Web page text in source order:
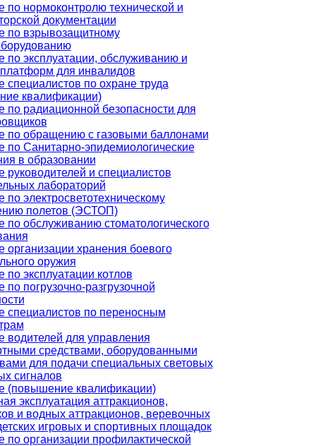
по нормоконтролю технической и
документации
по взрывозащитному
по эксплуатации, обслуживанию и
для инвалидов
специалистов по охране труда
квалификации)
по радиационной безопасности для
по обращению с газовыми баллонами
по Санитарно-эпидемиологические
в образовании
руководителей и специалистов
лабораторий
по электросветотехническому
полетов (ЭСТОП)
по обслуживанию стоматологического
организации хранения боевого
оружия
по эксплуатации котлов
по погрузочно-разгрузочной
специалистов по переносным
водителей для управления
средствами, оборудованными
для подачи специальных световых
сигналов
(повышение квалификации)
эксплуатация аттракционов,
и водных аттракционов, веревочных
игровых и спортивных площадок
по организации профилактической